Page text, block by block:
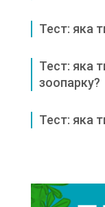
Тест: яка
Тест: яка
зоопарку?
Тест: яка